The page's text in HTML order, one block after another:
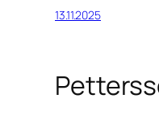
13.11.2025